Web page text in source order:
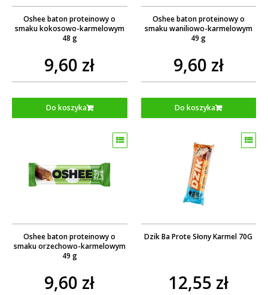
Oshee baton proteinowy o
smaku kokosowo-karmelowym
48 g
9,60 zł
Do koszyka
Oshee baton proteinowy o
smaku waniliowo-karmelowym
49 g
9,60 zł
Do koszyka
Oshee baton proteinowy o
smaku orzechowo-karmelowym
49 g
9,60 zł
Dzik Ba Prote Słony Karmel 70G
12,55 zł